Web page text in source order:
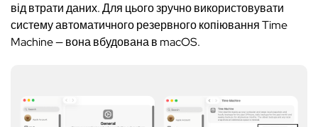
від втрати даних. Для цього зручно використовувати
систему автоматичного резервного копіювання Time
Machine — вона вбудована в macOS.